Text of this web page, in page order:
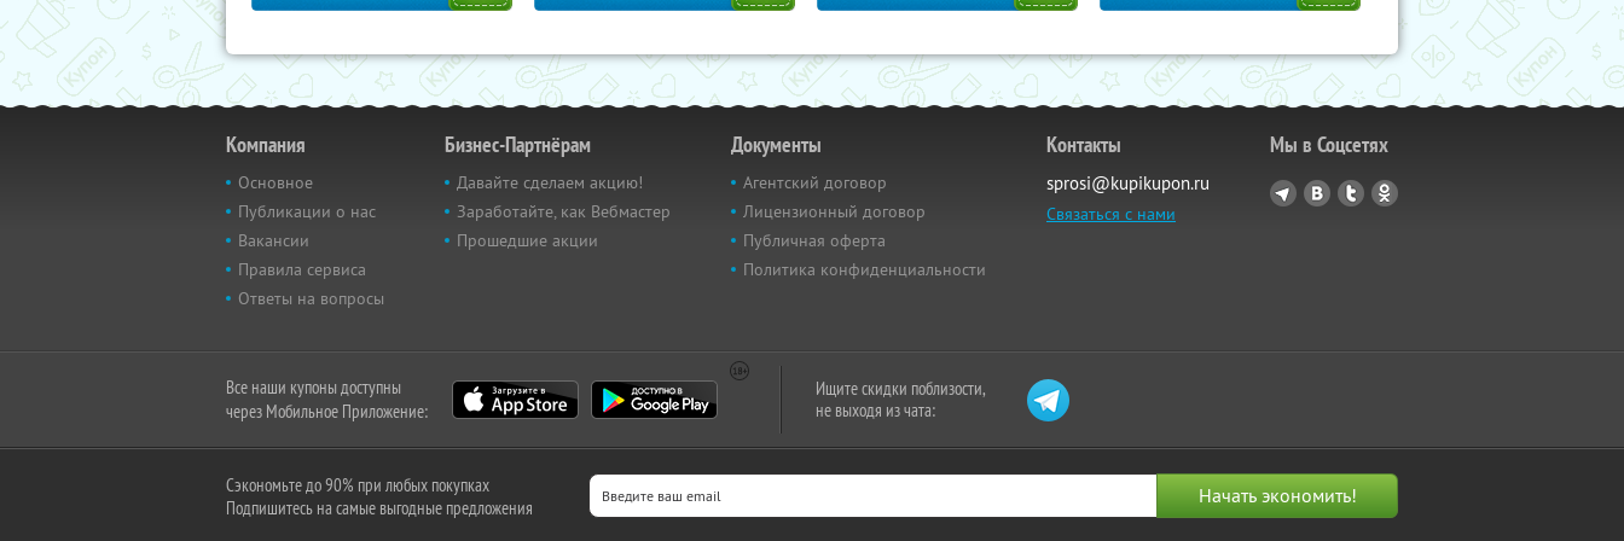
Компания
Основное
Публикации о нас
Вакансии
Правила сервиса
Ответы на вопросы
Бизнес-Партнёрам
Давайте сделаем акцию!
Заработайте, как Вебмастер
Прошедшие акции
Документы
Агентский договор
Лицензионный договор
Публичная оферта
Политика конфиденциальности
Контакты
sprosi@kupikupon.ru
Связаться с нами
Мы в Соцсетях
Все наши купоны доступны
через Мобильное Приложение:
Ищите скидки поблизости,
не выходя из чата:
Сэкономьте до 90% при любых покупках
Подпишитесь на самые выгодные предложения